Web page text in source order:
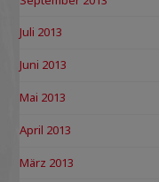
Juli 2013
Juni 2013
Mai 2013
April 2013
März 2013